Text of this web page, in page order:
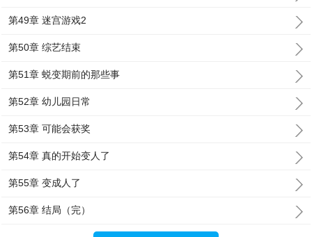
第49章 迷宫游戏2
第50章 综艺结束
第51章 蜕变期前的那些事
第52章 幼儿园日常
第53章 可能会获奖
第54章 真的开始变人了
第55章 变成人了
第56章 结局（完）